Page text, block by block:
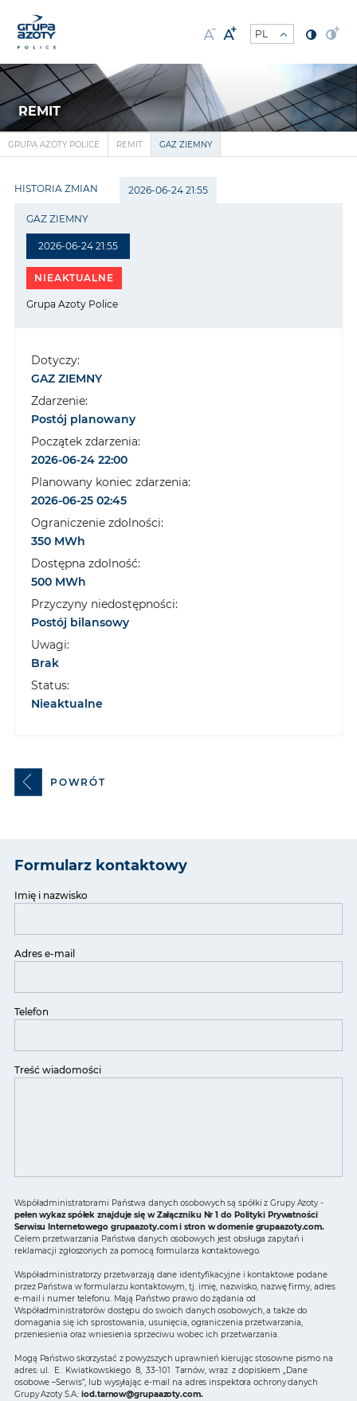
REMIT
GRUPA AZOTY POLICE REMIT GAZ ZIEMNY
HISTORIA ZMIAN 2026-06-24 21:55
2026-06-24 21:55
GAZ ZIEMNY
NIEAKTUALNE
Grupa Azoty Police
Dotyczy:
GAZ ZIEMNY
Zdarzenie:
Postój planowany
Początek zdarzenia:
2026-06-24 22:00
Planowany koniec zdarzenia:
2026-06-25 02:45
Ograniczenie zdolności:
350 MWh
Dostępna zdolność:
500 MWh
Przyczyny niedostępności:
Postój bilansowy
Uwagi:
Brak
Status:
Nieaktualne
POWRÓT
Formularz kontaktowy
Imię i nazwisko
Adres e-mail
Telefon
Treść wiadomości
Współadministratorami Państwa danych osobowych są spółki z Grupy Azoty -
pełen wykaz spółek znajduje się w Załączniku Nr 1 do Polityki Prywatności
Serwisu Internetowego grupaazoty.com i stron w domenie grupaazoty.com.
Celem przetwarzania Państwa danych osobowych jest obsługa zapytań i
reklamacji zgłoszonych za pomocą formularza kontaktowego.
Współadministratorzy przetwarzają dane identyfikacyjne i kontaktowe podane
przez Państwa w formularzu kontaktowym, tj. imię, nazwisko, nazwę firmy, adres
e-mail i numer telefonu. Mają Państwo prawo do żądania od
Współadministratorów dostępu do swoich danych osobowych, a także do
domagania się ich sprostowania, usunięcia, ograniczenia przetwarzania,
przeniesienia oraz wniesienia sprzeciwu wobec ich przetwarzania.
Mogą Państwo skorzystać z powyższych uprawnień kierując stosowne pismo na
adres: ul. E. Kwiatkowskiego 8, 33-101 Tarnów, wraz z dopiskiem „Dane
osobowe –Serwis”, lub wysyłając e-mail na adres inspektora ochrony danych
Grupy Azoty S.A.:iod.tarnow@grupaazoty.com.